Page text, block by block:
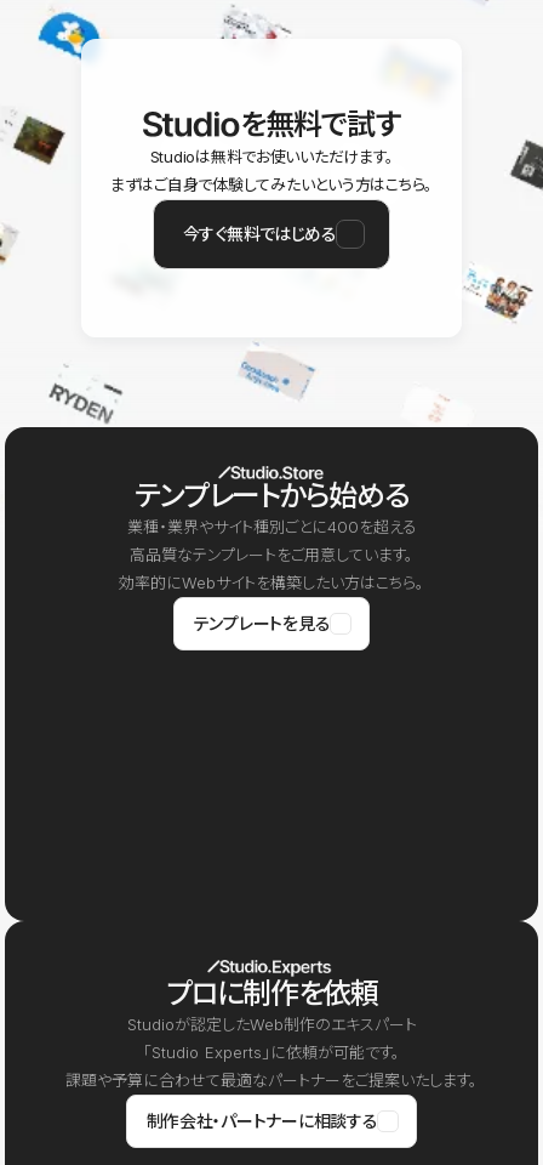
を無料で試す
Studioは無料でお使いいただけます。
まずはご自身で体験してみたいという方はこちら。
今すぐ無料ではじめる
テンプレートから始める
業種・業界やサイト種別ごとに400を超える
高品質なテンプレートをご用意しています。
効率的にWebサイトを構築したい方はこちら。
テンプレートを見る
プロに制作を依頼
Studioが認定したWeb制作のエキスパート
「Studio Experts」に依頼が可能です。
課題や予算に合わせて最適なパートナーをご提案いたします。
制作会社・パートナーに相談する